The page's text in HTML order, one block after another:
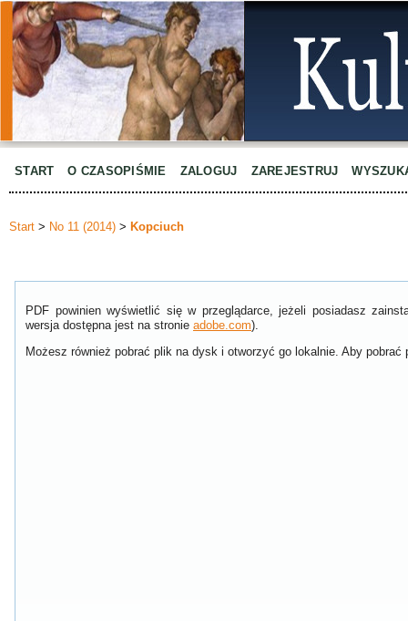
START O CZASOPIŚMIE ZALOGUJ ZAREJESTRUJ
Start > No 11 (2014) > Kopciuch
PDF powinien wyświetlić się w przeglądarce, jeżeli posiadasz
wersja dostępna jest na stronie adobe.com).
Możesz również pobrać plik na dysk i otworzyć go lokalnie. Aby